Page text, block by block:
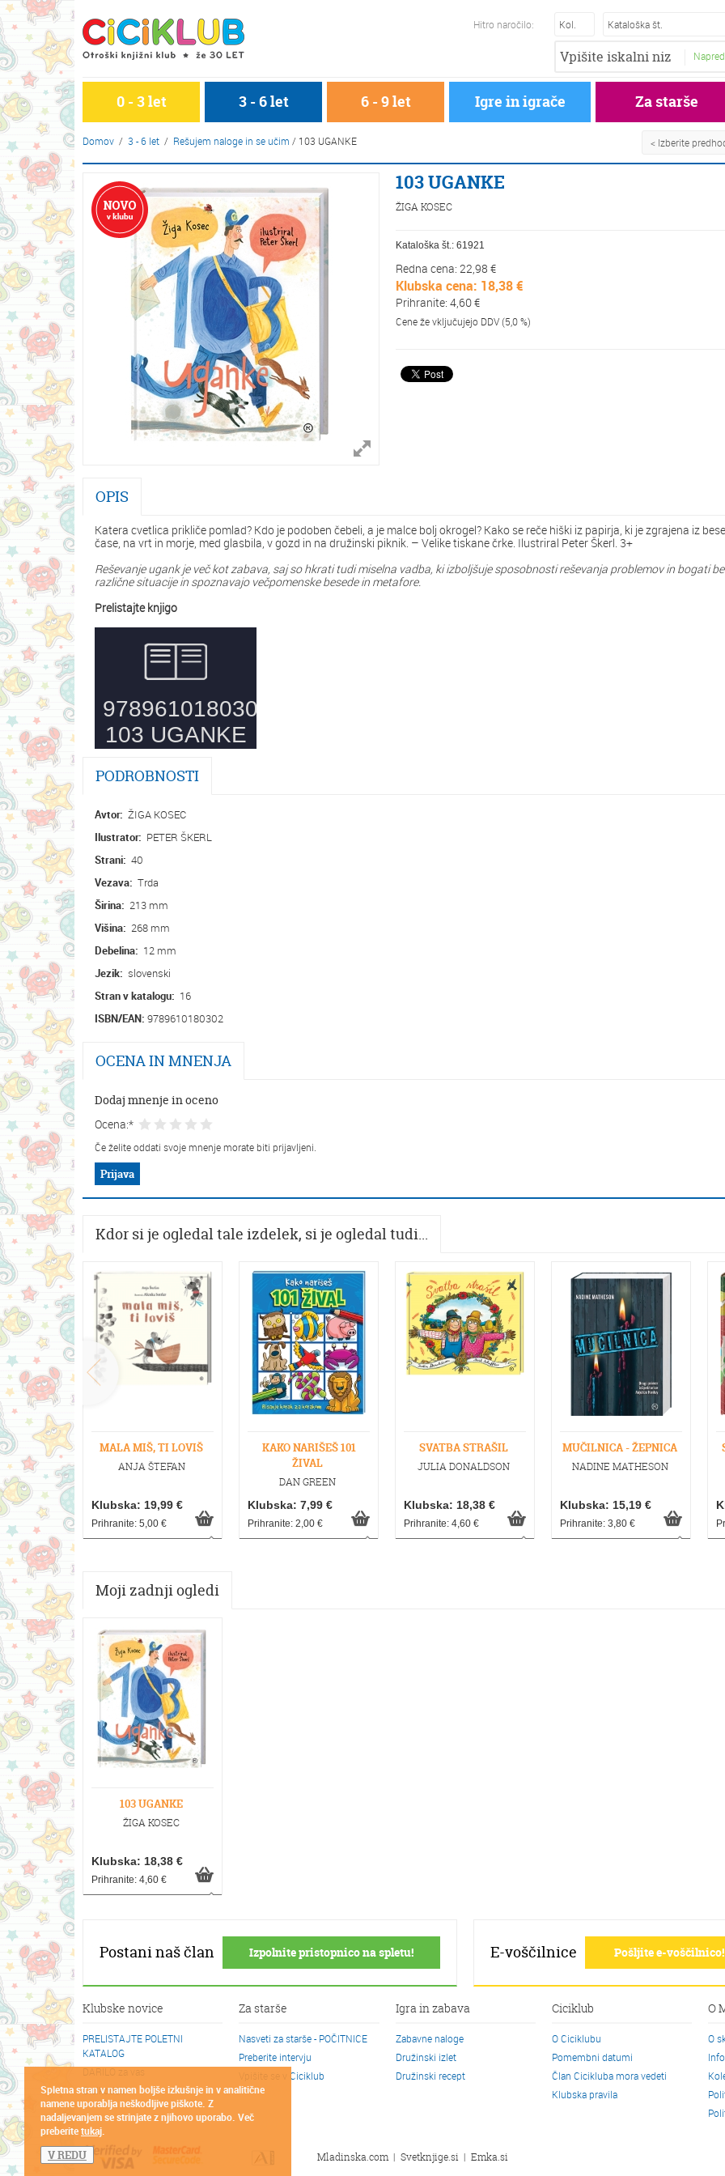
Spletna stran v namen boljše izkušnje in v analitične
namene uporablja neškodljive piškote. Z
nadaljevanjem se strinjate z njihovo uporabo. Več
preberitetukaj
V REDU
Hitro naročilo:
0 - 3 let 3 - 6 let 6 - 9 let Igre in igrače Za starše
Domov / 3 - 6 let / Rešujem naloge in se učim / 103 UGANKE < Izberite
103 UGANKE
ŽIGA KOSEC
Kataloška št.:61921
Redna cena: 22,98 €
Klubska cena: 18,38 €
Prihranite: 4,60 €
Cene že vključujejo DDV (5,0 %)
OPIS
Katera cvetlica prikliče pomlad? Kdo je podoben čebeli, a je malce bolj okrogel? Kako se reče hiški iz papirja, ki je zgrajena iz
čase, na vrt in morje, med glasbila, v gozd in na družinski piknik. – Velike tiskane črke. Ilustriral Peter Škerl. 3+
Reševanje ugank je več kot zabava, saj so hkrati tudi miselna vadba, ki izboljšuje sposobnosti reševanja problemov in bogati
različne situacije in spoznavajo večpomenske besede in metafore.
Prelistajte knjigo
PODROBNOSTI
Avtor: ŽIGA KOSEC
Ilustrator: PETER ŠKERL
Strani: 40
Vezava: Trda
Širina: 213 mm
Višina: 268 mm
Debelina: 12 mm
Jezik: slovenski
Stran v katalogu: 16
ISBN/EAN: 9789610180302
OCENA IN MNENJA
Dodaj mnenje in oceno
Ocena:*
Če želite oddati svoje mnenje morate biti prijavljeni.
Prijava
Kdor si je ogledal tale izdelek, si je ogledal tudi...
MALA MIŠ, TI LOVIŠ
ANJA ŠTEFAN
Klubska: 19,99 €
Prihranite: 5,00 €
KAKO NARIŠEŠ 101
ŽIVAL
DAN GREEN
Klubska: 7,99 €
Prihranite: 2,00 €
SVATBA STRAŠIL
JULIA DONALDSON
Klubska: 18,38 €
Prihranite: 4,60 €
MUČILNICA - ŽEPNICA
NADINE MATHESON
Klubska: 15,19 €
Prihranite: 3,80 €
Moji zadnji ogledi
103 UGANKE
ŽIGA KOSEC
Klubska: 18,38 €
Prihranite: 4,60 €
Postani naš član Izpolnite pristopnico na spletu! E-voščilnice Pošljite e-voščilnico!
Klubske novice
PRELISTAJTE POLETNI
KATALOG
DARILO za vas
Cicikotički
Za starše
Nasveti za starše - POČITNICE
Preberite intervju
Vpišite se v Ciciklub
Igra in zabava
Zabavne naloge
Družinski izlet
Družinski recept
Ciciklub
O Ciciklubu
Pomembni datumi
Član Cicikluba mora vedeti
Klubska pravila
O
O
Mladinska.com| Svetknjige.si | Emka.si